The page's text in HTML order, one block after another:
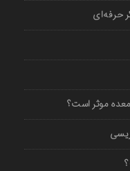
حرفه‌ای
موثر است؟